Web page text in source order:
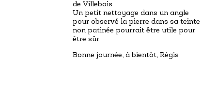
de Villebois.
Un petit nettoyage dans un angle
pour observé la pierre dans sa teinte
non patinée pourrait être utile pour
être sûr.
Bonne journée, à bientôt, Régis